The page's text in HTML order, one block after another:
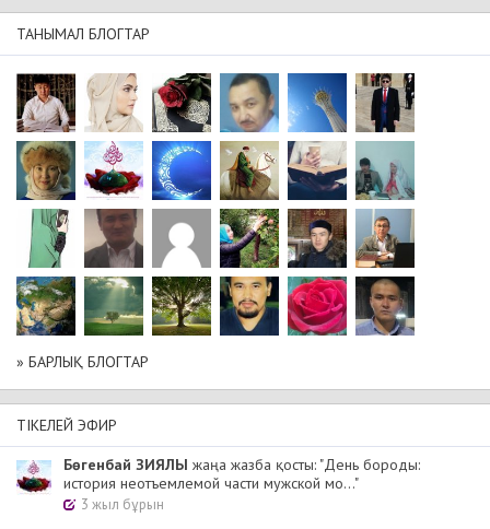
ТАНЫМАЛ БЛОГТАР
» БАРЛЫҚ БЛОГТАР
ТІКЕЛЕЙ ЭФИР
Бөгенбай ЗИЯЛЫ жаңа жазба қосты: "День бороды:
история неотъемлемой части мужской мо..."
3 жыл бұрын